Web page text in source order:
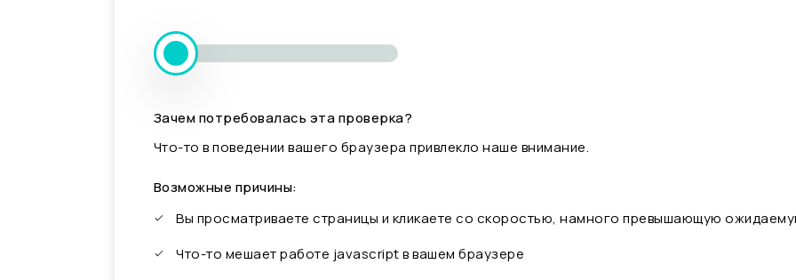
Зачем потребовалась эта проверка?
Что-то в поведении вашего браузера привлекло наше внимание.
Возможные причины:
Вы просматриваете страницы и кликаете со скоростью, намного превышающую
Что-то мешает работе javascript в вашем браузере